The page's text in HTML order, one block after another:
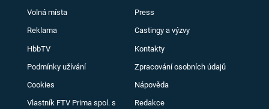
Volná místa Press
Reklama Castingy a výzvy
HbbTV Kontakty
Podmínky užívání Zpracování osobních údajů
Cookies Nápověda
Vlastník FTV Prima spol. s
Redakce